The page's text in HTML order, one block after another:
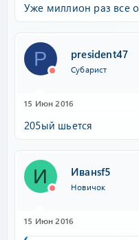
Уже миллион раз все
P president47
Субарист
15 Июн 2016
205ый шьется
И Иванsf5
Новичок
15 Июн 2016